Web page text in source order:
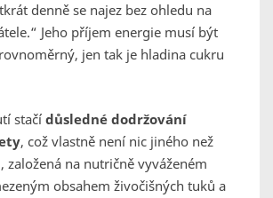
denně se najez bez ohledu na
Jeho příjem energie musí být
jen tak je hladina cukru
stačí důsledné dodržování
, což vlastně není nic jiného než
, založená na nutričně vyváženém
obsahem živočišných tuků a